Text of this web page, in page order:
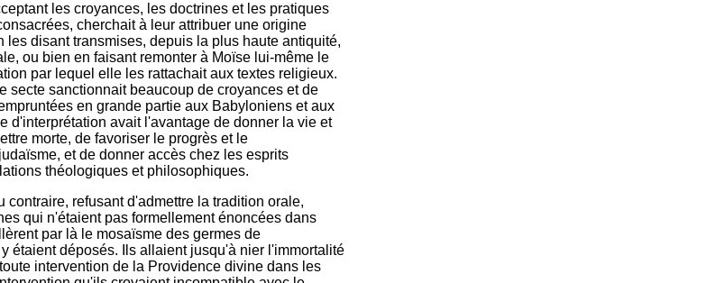
les croyances, les doctrines et les pratiques
cherchait à leur attribuer une origine
les disant transmises, depuis la plus haute antiquité,
ou bien en faisant remonter à Moïse lui-même le
par lequel elle les rattachait aux textes religieux.
secte sanctionnait beaucoup de croyances et de
en grande partie aux Babyloniens et aux
d'interprétation avait l'avantage de donner la vie et
morte, de favoriser le progrès et le
et de donner accès chez les esprits
théologiques et philosophiques.
contraire, refusant d'admettre la tradition orale,
qui n'étaient pas formellement énoncées dans
par là le mosaïsme des germes de
étaient déposés. Ils allaient jusqu'à nier l'immortalité
intervention de la Providence divine dans les